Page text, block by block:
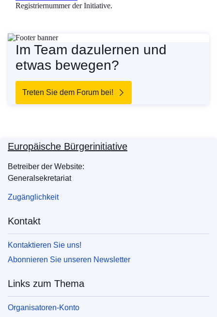
Registriernummer der Initiative.
Im Team dazulernen und
etwas bewegen?
Treten Sie dem Forum bei!
Europäische Bürgerinitiative
Betreiber der Website:
Generalsekretariat
Zugänglichkeit
Kontakt
Kontaktieren Sie uns!
Abonnieren Sie unseren Newsletter
Links zum Thema
Organisatoren-Konto